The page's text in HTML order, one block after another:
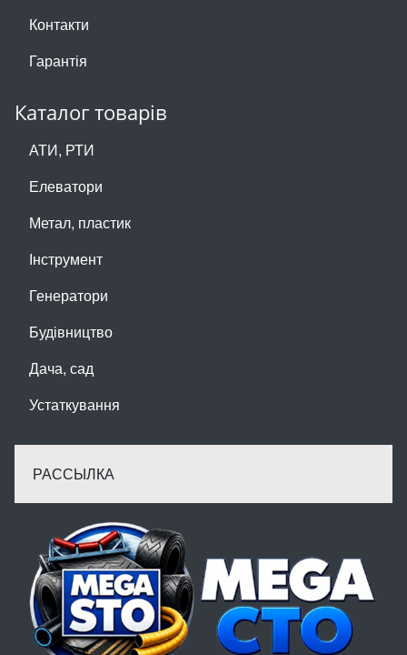
Контакти
Гарантія
Каталог товарів
АТИ, РТИ
Елеватори
Метал, пластик
Інструмент
Генератори
Будівництво
Дача, сад
Устаткування
РАССЫЛКА